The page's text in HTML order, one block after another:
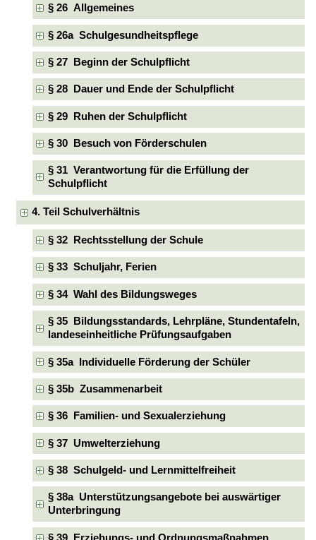
§ 26 Allgemeines
§ 26a Schulgesundheitspflege
§ 27 Beginn der Schulpflicht
§ 28 Dauer und Ende der Schulpflicht
§ 29 Ruhen der Schulpflicht
§ 30 Besuch von Förderschulen
§ 31 Verantwortung für die Erfüllung der
Schulpflicht
4. Teil Schulverhältnis
§ 32 Rechtsstellung der Schule
§ 33 Schuljahr, Ferien
§ 34 Wahl des Bildungsweges
§ 35 Bildungsstandards, Lehrpläne, Stundentafeln,
landeseinheitliche Prüfungsaufgaben
§ 35a Individuelle Förderung der Schüler
§ 35b Zusammenarbeit
§ 36 Familien- und Sexualerziehung
§ 37 Umwelterziehung
§ 38 Schulgeld- und Lernmittelfreiheit
§ 38a Unterstützungsangebote bei auswärtiger
Unterbringung
§ 39 Erziehungs- und Ordnungsmaßnahmen